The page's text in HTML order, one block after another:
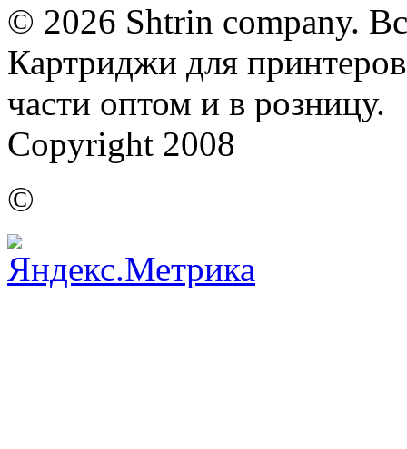
© 2026 Shtrin company.
Картриджи для
части оптом и в розницу.
Copyright 2008
©